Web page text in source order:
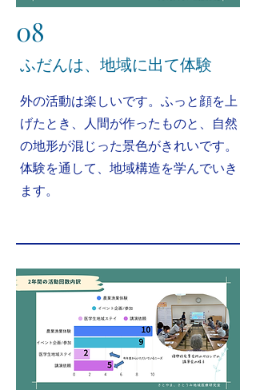
08
​ふだんは、地域に出て体験
​外の活動は楽しいです。ふっと顔を上
げたとき、人間が作ったものと、自然
の地形が混じった景色がきれいです。
体験を通して、地域構造を学んでいき
ます。